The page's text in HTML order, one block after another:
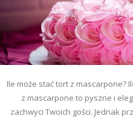
Ile może stać tort z mascarpone?
z mascarpone to pyszne i
zachwyci Twoich gości. Jednak